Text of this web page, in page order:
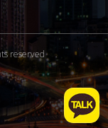
reserved